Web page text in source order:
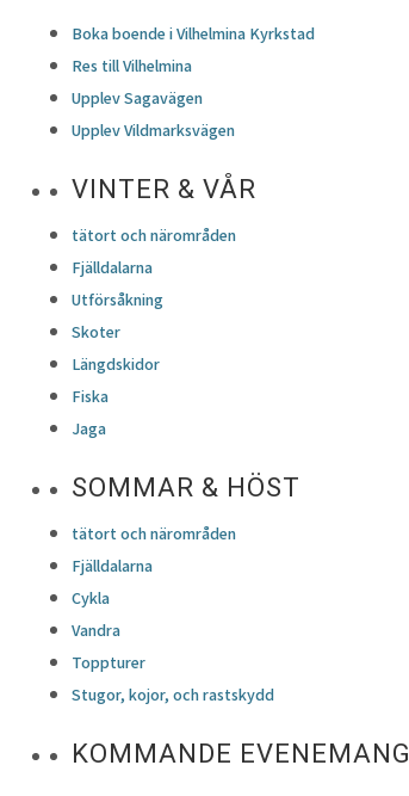
Boka boende i Vilhelmina Kyrkstad
Res till Vilhelmina
Upplev Sagavägen
Upplev Vildmarksvägen
VINTER & VÅR
tätort och närområden
Fjälldalarna
Utförsåkning
Skoter
Längdskidor
Fiska
Jaga
SOMMAR & HÖST
tätort och närområden
Fjälldalarna
Cykla
Vandra
Toppturer
Stugor, kojor, och rastskydd
KOMMANDE EVENEMANG